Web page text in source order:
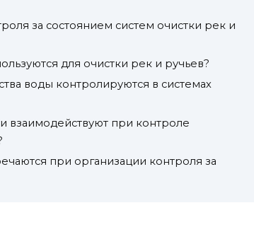
за состоянием систем очистки рек и
для очистки рек и ручьев?
воды контролируются в системах
взаимодействуют при контроле
при организации контроля за